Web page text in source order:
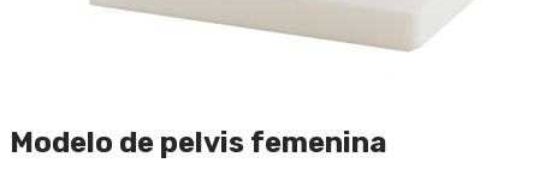
Modelo de pelvis femenina